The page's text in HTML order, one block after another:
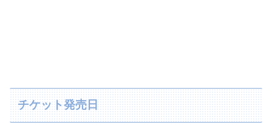
チケット発売日